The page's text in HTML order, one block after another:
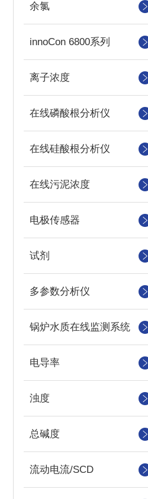
余氯
innoCon 6800系列
离子浓度
在线磷酸根分析仪
在线硅酸根分析仪
在线污泥浓度
电极传感器
试剂
多参数分析仪
锅炉水质在线监测系统
电导率
浊度
总碱度
流动电流/SCD